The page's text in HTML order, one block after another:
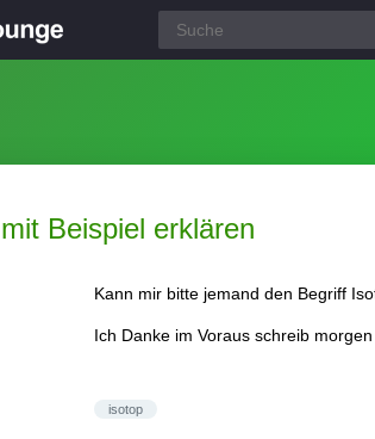
Beispiel erklären
Kann mir bitte jemand den Begriff
Ich Danke im Voraus schreib
isotop